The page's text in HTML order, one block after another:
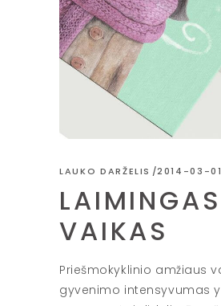
LAUKO DARŽELIS 2014-03-01
LAIMINGAS
VAIKAS
Priešmokyklinio amžiaus
gyvenimo intensyvumas